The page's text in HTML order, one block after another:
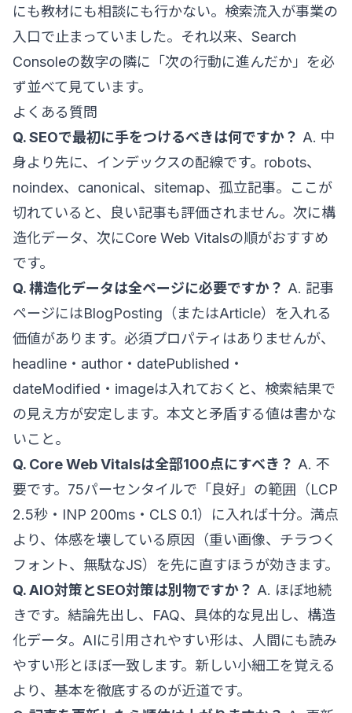
にも教材にも相談にも行かない。検索流入が事業の
入口で止まっていました。それ以来、Search
Consoleの数字の隣に「次の行動に進んだか」を必
ず並べて見ています。
よくある質問
Q. SEOで最初に手をつけるべきは何ですか？ A. 中
身より先に、インデックスの配線です。robots、
noindex、canonical、sitemap、孤立記事。ここが
切れていると、良い記事も評価されません。次に構
造化データ、次にCore Web Vitalsの順がおすすめ
です。
Q. 構造化データは全ページに必要ですか？ A. 記事
ページにはBlogPosting（またはArticle）を入れる
価値があります。必須プロパティはありませんが、
headline・author・datePublished・
dateModified・imageは入れておくと、検索結果で
の見え方が安定します。本文と矛盾する値は書かな
いこと。
Q. Core Web Vitalsは全部100点にすべき？ A. 不
要です。75パーセンタイルで「良好」の範囲（LCP
2.5秒・INP 200ms・CLS 0.1）に入れば十分。満点
より、体感を壊している原因（重い画像、チラつく
フォント、無駄なJS）を先に直すほうが効きます。
Q. AIO対策とSEO対策は別物ですか？ A. ほぼ地続
きです。結論先出し、FAQ、具体的な見出し、構造
化データ。AIに引用されやすい形は、人間にも読み
やすい形とほぼ一致します。新しい小細工を覚える
より、基本を徹底するのが近道です。